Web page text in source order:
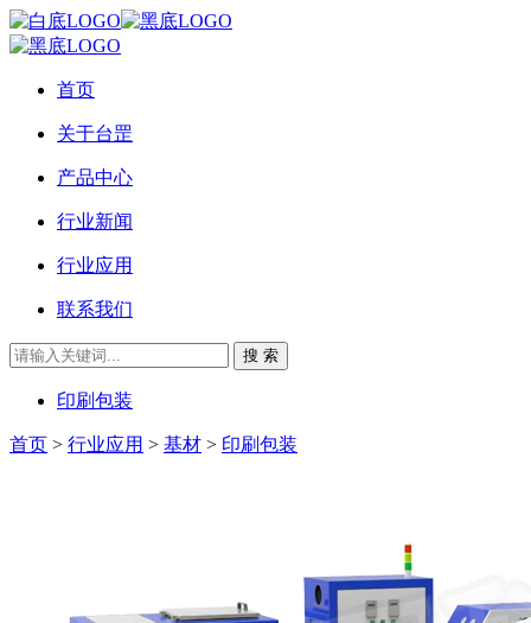
首页
关于台罡
产品中心
行业新闻
行业应用
联系我们
搜 索
印刷包装
首页 > 行业应用 > 基材 > 印刷包装